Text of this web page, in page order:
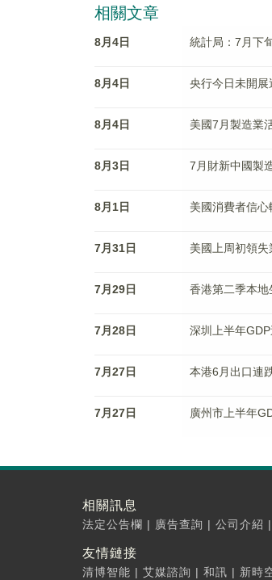
相關文章
8月4日 統計局：7月下
8月4日 央行今日未開
8月4日 美國7月製造業
8月3日 7月財新中國製
8月1日 美國消費者信心
7月31日 美國上周初領
7月29日 香港第二季本
7月28日 深圳上半年
7月27日 本港6月出口連
7月27日 廣州市上半年
相關訊息
法定公告欄 | 廣告查詢 | 公司介紹 |
友情鏈接
清博智能 | 艾媒諮詢 | 和訊 | 新時